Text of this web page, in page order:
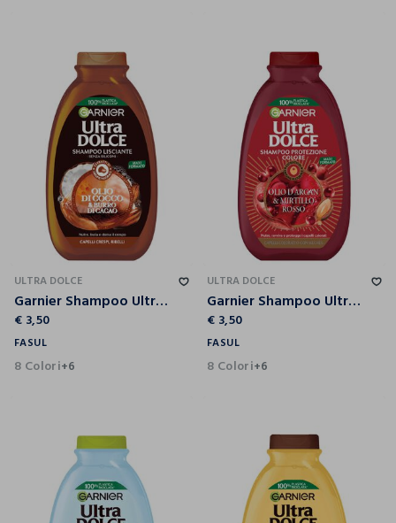
ULTRA DOLCE
Garnier Shampoo Ultra Dolce Olio di Cocco e Burro di Cacao, Shampoo per Capelli Crespi, 300 ml.
€ 3,50
FASUL
8 Colori+6
ULTRA DOLCE
Garnier Shampoo Ultra Dolce Olio di Argan e Mirtillo Rosso, Shampoo per Capelli Colorati, 300 ml.
€ 3,50
FASUL
8 Colori+6